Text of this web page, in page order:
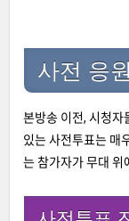
사전 응
본방송 이전, 시청자
있는 사전투표는 매
는 참가자가 무대 위